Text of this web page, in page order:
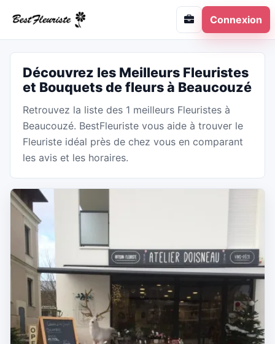
Connexion
Découvrez les Meilleurs Fleuristes
et Bouquets de fleurs à Beaucouzé
Retrouvez la liste des 1 meilleurs Fleuristes à
Beaucouzé. BestFleuriste vous aide à trouver le
Fleuriste idéal près de chez vous en comparant
les avis et les horaires.